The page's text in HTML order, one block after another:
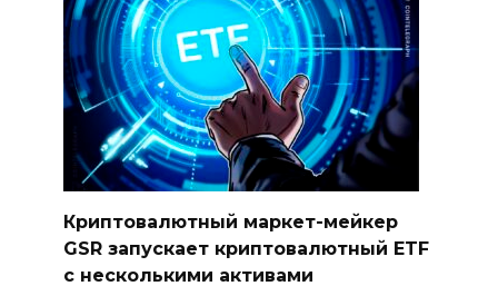
Криптовалютный маркет-мейкер
GSR запускает криптовалютный ETF
с несколькими активами